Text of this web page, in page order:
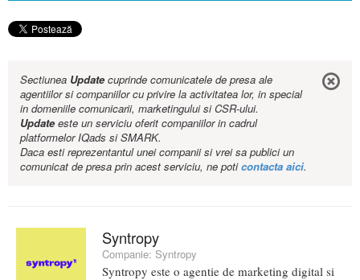
Sectiunea Updatecuprinde comunicatele de presa ale
agentiilor si companiilor cu privire la activitatea lor, in special
in domeniile comunicarii, marketingului si CSR-ului.
Updateeste un serviciu oferit companiilor in cadrul
platformelor IQads si SMARK.
Daca esti reprezentantul unei companii si vrei sa publici un
comunicat de presa prin acest serviciu, ne poticontacta aici.
Syntropy
Companie: Syntropy
Syntropy este o agentie de marketing digital si